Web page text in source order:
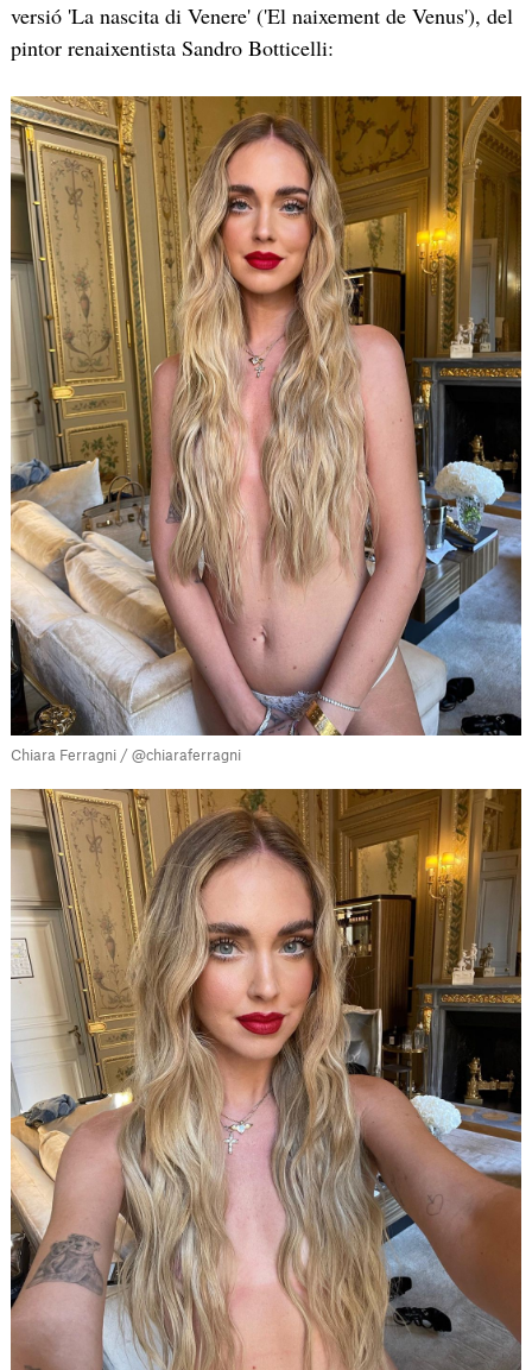
versió 'La nascita di Venere' ('El naixement de Venus'), del
pintor renaixentista Sandro Botticelli:
Chiara Ferragni / @chiaraferragni